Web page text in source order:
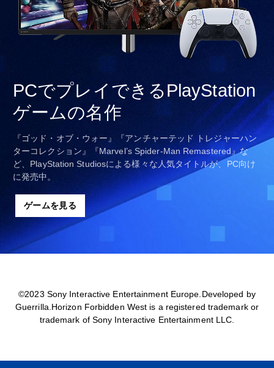
PCでプレイできるPlayStation
ゲームの名作
『ゴッド・オブ・ウォー』『アンチャーテッド トレジャーハン
ターコレクション』『Marvel’s Spider-Man Remastered』な
ど、PlayStation Studiosによる様々な人気タイトルが、PC向け
に発売中。
ゲームを見る
©2023 Sony Interactive Entertainment Europe.Developed by
Guerrilla.Horizon Forbidden West is a registered trademark or
trademark of Sony Interactive Entertainment LLC.